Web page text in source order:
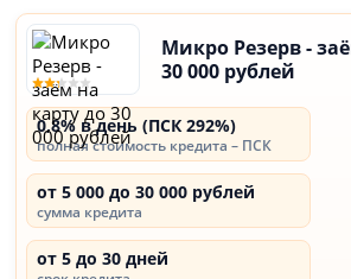
Микро Резерв -
30 000 рублей
0,8% в день (ПСК 292%)
полная стоимость кредита – ПСК
от 5 000 до 30 000 рублей
сумма кредита
от 5 до 30 дней